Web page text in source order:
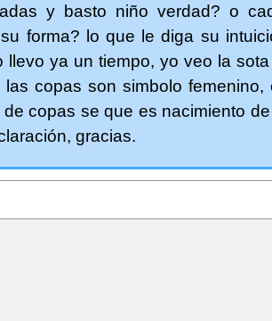
y basto niño verdad? o
forma? lo que le diga su
llevo ya un tiempo, yo veo la
las copas son simbolo femenino,
copas se que es nacimiento
gracias.